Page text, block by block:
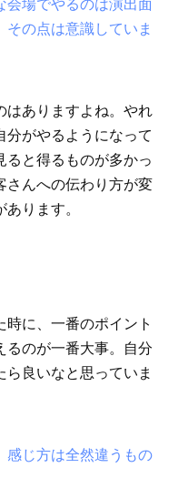
会場でやるのは演出面
の点は意識していま
ありますよね。やれ
分がやるようになって
ると得るものが多かっ
さんへの伝わり方が変
ります。
時に、一番のポイント
るのが一番大事。自分
ら良いなと思っていま
じ方は全然違うもの